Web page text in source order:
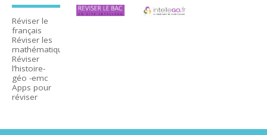
Réviser le
français
Réviser les
mathématiques
Réviser
l’histoire-
géo -emc
Apps pour
réviser